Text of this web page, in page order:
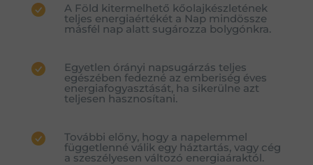
A Föld kitermelhető kőolajkészletének
teljes energiaértékét a Nap mindössze
másfél nap alatt sugározza bolygónkra.
Egyetlen órányi napsugárzás teljes
egészében fedezné az emberiség éves
energiafogyasztását, ha sikerülne azt
teljesen hasznosítani.
További előny, hogy a napelemmel
függetlenné válik egy háztartás, vagy cég
a szeszélyesen változó energiaáraktól.